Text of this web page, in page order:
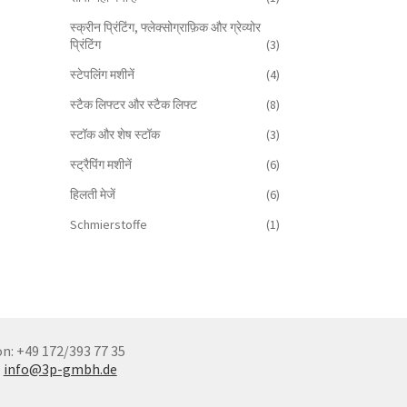
स्क्रीन प्रिंटिंग, फ्लेक्सोग्राफ़िक और ग्रेव्योर
प्रिंटिंग
(3)
स्टेपलिंग मशीनें
(4)
स्टैक लिफ्टर और स्टैक लिफ्ट
(8)
स्टॉक और शेष स्टॉक
(3)
स्ट्रैपिंग मशीनें
(6)
हिलती मेजें
(6)
Schmierstoffe
(1)
+49 172/393 77 35
info@3p-gmbh.de